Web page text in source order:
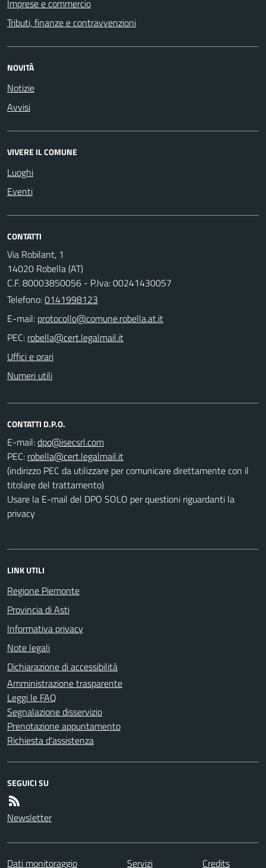
Imprese e commercio
Tributi, finanze e contravvenzioni
NOVITÀ
Notizie
Avvisi
VIVERE IL COMUNE
Luoghi
Eventi
CONTATTI
Via Robilant, 1
14020 Robella (AT)
C.F. 80003850056 - P.Iva: 00241430057
Telefono:0141998123
E-mail:
PEC:
Uffici e orari
Numeri utili
CONTATTI D.P.O.
E-mail:
PEC:
(indirizzo PEC da utilizzare per comunicare direttamente con il
titolare del trattamento)
Usare la E-mail del DPO SOLO per questioni riguardanti la
privacy
LINK UTILI
Regione Piemonte
Provincia di Asti
Informativa privacy
Note legali
Dichiarazione di accessibilità
Amministrazione trasparente
Leggi le FAQ
Segnalazione disservizio
Prenotazione appuntamento
Richiesta d'assistenza
SEGUICI SU
Newsletter
Dati monitoraggio Servizi Credits